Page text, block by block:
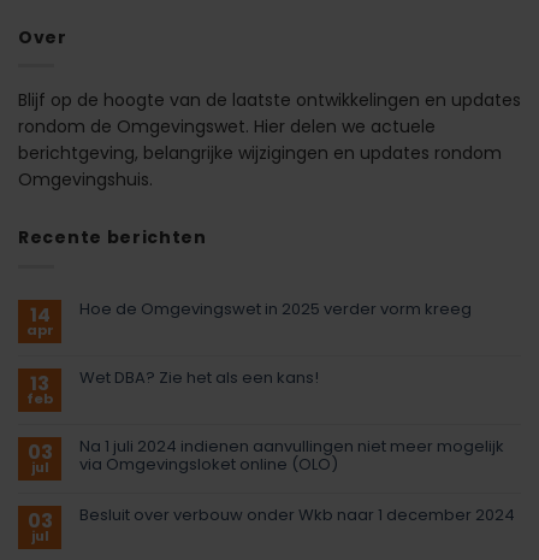
Over
Blijf op de hoogte van de laatste ontwikkelingen en updates
rondom de Omgevingswet. Hier delen we actuele
berichtgeving, belangrijke wijzigingen en updates rondom
Omgevingshuis.
Recente berichten
14
apr
Hoe de Omgevingswet in 2025 verder vorm kreeg
13
feb
Wet DBA? Zie het als een kans!
03
jul
Na 1 juli 2024 indienen aanvullingen niet meer mogelijk
via Omgevingsloket online (OLO)
03
jul
Besluit over verbouw onder Wkb naar 1 december 2024